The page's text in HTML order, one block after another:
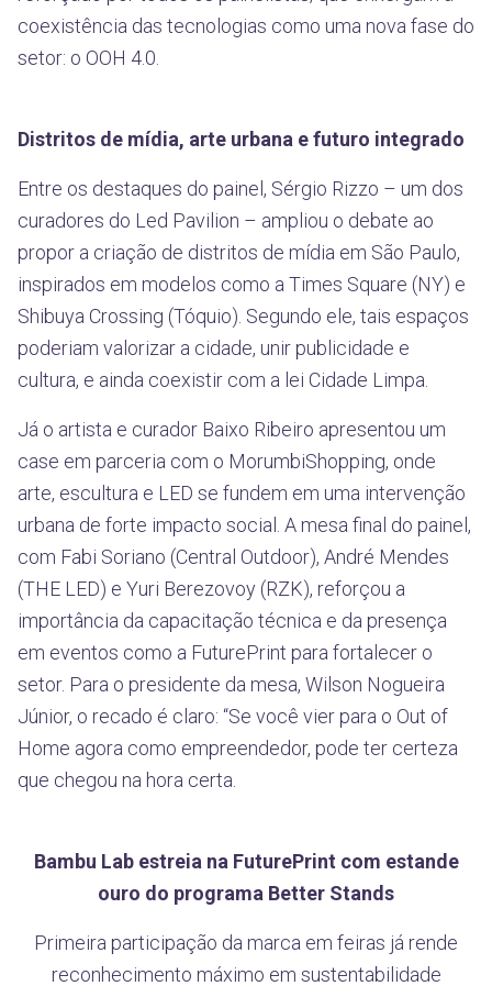
coexistência das tecnologias como uma nova fase do
setor: o OOH 4.0.
Distritos de mídia, arte urbana e futuro integrado
Entre os destaques do painel, Sérgio Rizzo – um dos
curadores do Led Pavilion – ampliou o debate ao
propor a criação de distritos de mídia em São Paulo,
inspirados em modelos como a Times Square (NY) e
Shibuya Crossing (Tóquio). Segundo ele, tais espaços
poderiam valorizar a cidade, unir publicidade e
cultura, e ainda coexistir com a lei Cidade Limpa.
Já o artista e curador Baixo Ribeiro apresentou um
case em parceria com o MorumbiShopping, onde
arte, escultura e LED se fundem em uma intervenção
urbana de forte impacto social. A mesa final do painel,
com Fabi Soriano (Central Outdoor), André Mendes
(THE LED) e Yuri Berezovoy (RZK), reforçou a
importância da capacitação técnica e da presença
em eventos como a FuturePrint para fortalecer o
setor. Para o presidente da mesa, Wilson Nogueira
Júnior, o recado é claro: “Se você vier para o Out of
Home agora como empreendedor, pode ter certeza
que chegou na hora certa.
Bambu Lab estreia na FuturePrint com estande
ouro do programa Better Stands
Primeira participação da marca em feiras já rende
reconhecimento máximo em sustentabilidade